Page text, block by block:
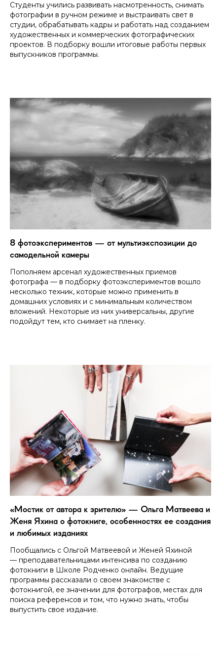
Студенты учились развивать насмотренность, снимать
фотографии в ручном режиме и выстраивать свет в
студии, обрабатывать кадры и работать над созданием
художественных и коммерческих фотографических
проектов. В подборку вошли итоговые работы первых
выпускников программы.
8 фотоэкспериментов — от мультиэкспозиции до
самодельной камеры
Пополняем арсенал художественных приемов
фотографа — в подборку фотоэкспериментов вошло
несколько техник, которые можно применить в
домашних условиях и с минимальным количеством
вложений. Некоторые из них универсальны, другие
подойдут тем, кто снимает на пленку.
«Мостик от автора к зрителю» — Ольга Матвеева и
Женя Яхина о фотокниге, особенностях ее создания
и любимых изданиях
Пообщались с Ольгой Матвеевой и Женей Яхиной
— преподавательницами интенсива по созданию
фотокниги в Школе Родченко онлайн. Ведущие
программы рассказали о своем знакомстве с
фотокнигой, ее значении для фотографов, местах для
поиска референсов и том, что нужно знать, чтобы
выпустить свое издание.